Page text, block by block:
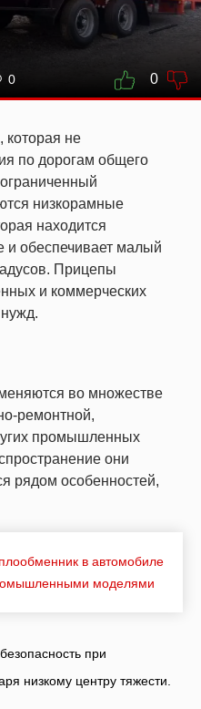
0 0
которая не
по дорогам общего
низкорамные
находится
и обеспечивает малый
Прицепы
и коммерческих
во множестве
ремонтной,
промышленных
они
рядом особенностей,
в автомобиле
моделями
при
низкому центру тяжести.